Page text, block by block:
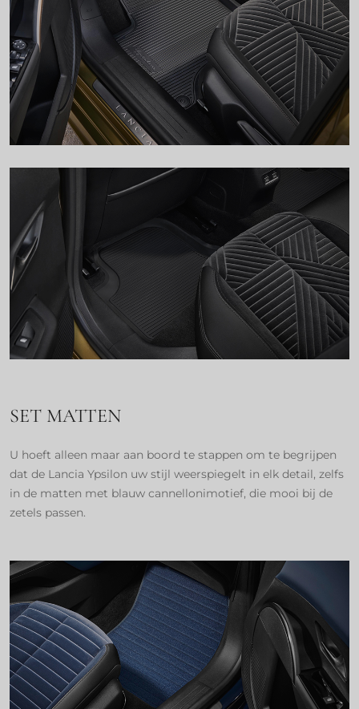
SET MATTEN
U hoeft alleen maar aan boord te stappen om te begrijpen
dat de Lancia Ypsilon uw stijl weerspiegelt in elk detail, zelfs
in de matten met blauw cannellonimotief, die mooi bij de
zetels passen.